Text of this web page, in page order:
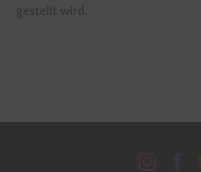
gestellt wird.